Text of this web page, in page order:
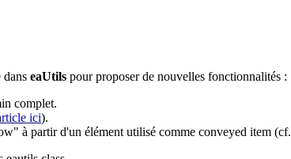
eaUtils pour proposer de nouvelles fonctionnalités :
complet.
ici).
à partir d'un élément utilisé comme conveyed item (cf.